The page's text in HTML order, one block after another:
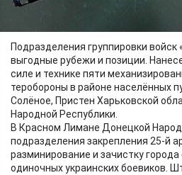
бронированную машину, 14
Подразделения группировки войск
выгодные рубежи и позиции.
силе и технике пяти
теробороны в районе населённых
Солёное, Пристен Харьковской
Народной Республики.
В Красном Лимане Донецкой
подразделения закрепления 25-й
разминирование и зачистку города
одиночных украинских боевиков.